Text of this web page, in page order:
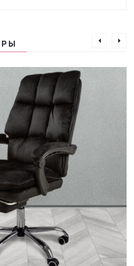
Подробный
кресло экокожа